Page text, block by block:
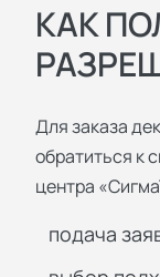
КАК
Для заказа
обратиться к
центра
подача